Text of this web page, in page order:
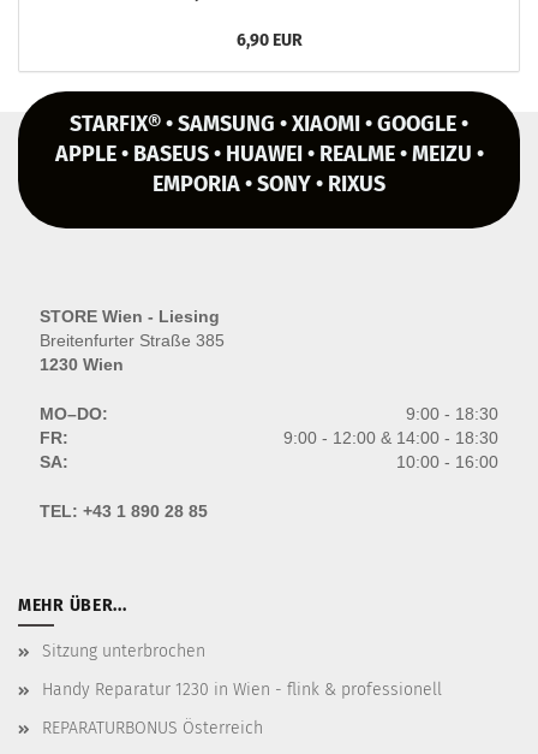
6,90 EUR
STARFIX® • SAMSUNG • XIAOMI • GOOGLE •
APPLE • BASEUS • HUAWEI • REALME • MEIZU •
EMPORIA • SONY • RIXUS
STORE Wien - Liesing
Breitenfurter Straße 385
1230 Wien
MO–DO:
9:00 - 18:30
FR:
9:00 - 12:00 & 14:00 - 18:30
SA:
10:00 - 16:00
TEL: +43 1 890 28 85
MEHR ÜBER...
Sitzung unterbrochen
Handy Reparatur 1230 in Wien - flink & professionell
REPARATURBONUS Österreich